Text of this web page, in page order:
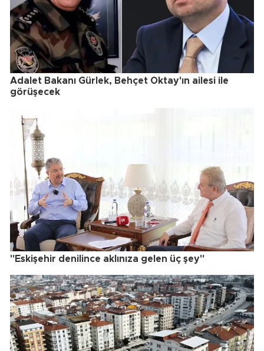
Adalet Bakanı Gürlek, Behçet Oktay'ın ailesi ile
görüşecek
"Eskişehir denilince aklınıza gelen üç şey"